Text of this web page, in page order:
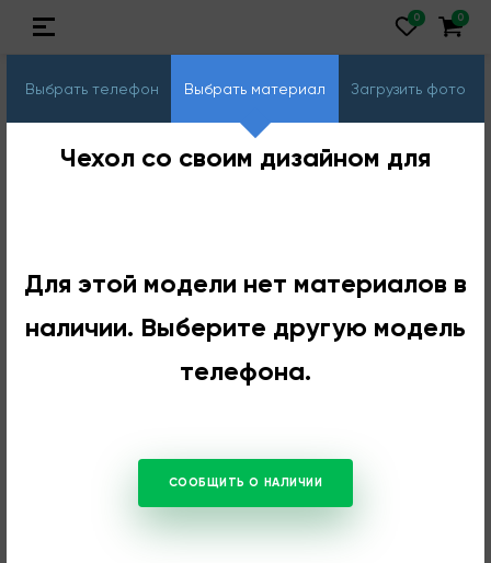
Выбрать телефон Выбрать материал Загрузить фото
Чехол со своим дизайном для
Для этой модели нет материалов в
наличии. Выберите другую модель
телефона.
СООБЩИТЬ О НАЛИЧИИ